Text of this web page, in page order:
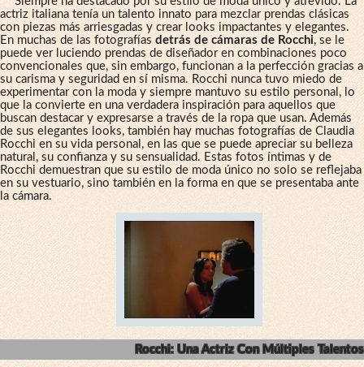
actriz italiana tenía un talento innato para mezclar prendas clásicas
con piezas más arriesgadas y crear looks impactantes y elegantes.
En muchas de las fotografías detrás de cámaras de Rocchi, se le
puede ver luciendo prendas de diseñador en combinaciones poco
convencionales que, sin embargo, funcionan a la perfección gracias a
su carisma y seguridad en sí misma. Rocchi nunca tuvo miedo de
experimentar con la moda y siempre mantuvo su estilo personal, lo
que la convierte en una verdadera inspiración para aquellos que
buscan destacar y expresarse a través de la ropa que usan. Además
de sus elegantes looks, también hay muchas fotografías de Claudia
Rocchi en su vida personal, en las que se puede apreciar su belleza
natural, su confianza y su sensualidad. Estas fotos íntimas y de
Rocchi demuestran que su estilo de moda único no solo se reflejaba
en su vestuario, sino también en la forma en que se presentaba ante
la cámara.
Rocchi: Una Actriz Con Múltiples Talentos